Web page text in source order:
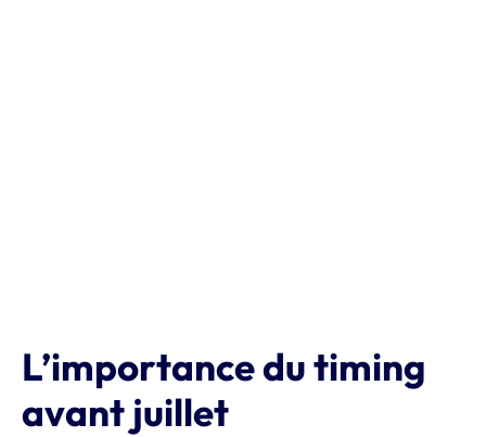
L’importance du timing
avant juillet